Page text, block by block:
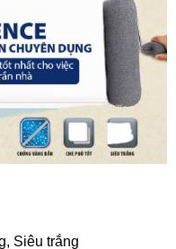
Siêu trắng